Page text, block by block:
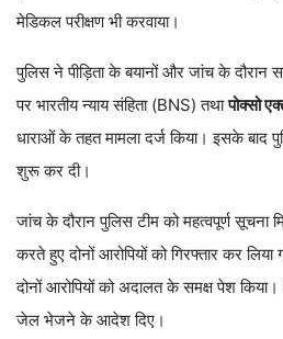
मेडिकल परीक्षण भी करवाया।
पुलिस ने पीड़िता के बयानों और जांच के दौरान
पर भारतीय न्याय संहिता (BNS) तथापोक्सो
धाराओं के तहत मामला दर्ज किया। इसके बाद
शुरू कर दी।
जांच के दौरान पुलिस टीम को महत्वपूर्ण सूचना
करते हुए दोनों आरोपियों को गिरफ्तार कर
दोनों आरोपियों को अदालत के समक्ष पेश
जेल भेजने के आदेश दिए।